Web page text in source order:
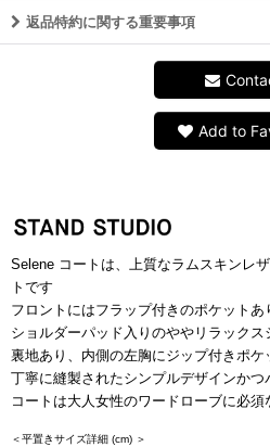
返品特約に関する重要事項
Add to
Selene コートは、上質なラムスキンレ
トです
フロントにはフラップ付きのポケットあ
ショルダーパッド入りのややリラックス
裏地あり、内側の左胸にジップ付きポケ
丁寧に縫製されたシンプルデザインか
コートは大人女性のワードローブに必須
＜平置きサイズ詳細 (cm) ＞